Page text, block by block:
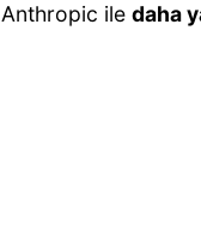
Anthropic ile daha